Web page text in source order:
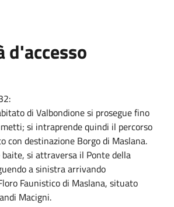
d'accesso
di Valbondione si prosegue fino
si intraprende quindi il percorso
con destinazione Borgo di Maslana.
baite, si attraversa il Ponte della
a sinistra arrivando
Faunistico di Maslana, situato
Macigni.